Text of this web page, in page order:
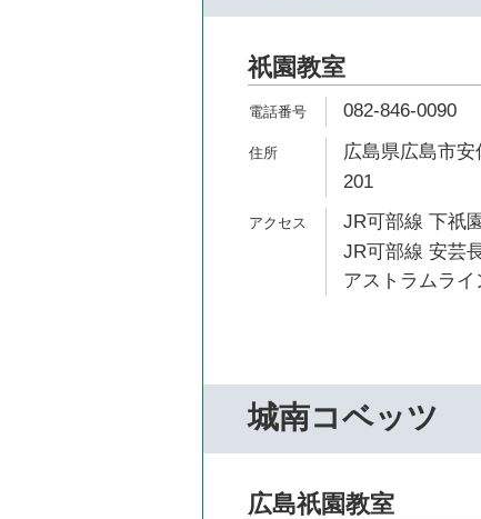
祇園教室
082-846-0090
広島県広島市
201
JR可部線 下祇
JR可部線 安芸
アストラムラ
城南コベッツ
広島祇園教室